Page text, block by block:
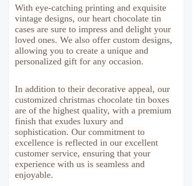
With eye-catching printing and exquisite
vintage designs, our heart chocolate tin
cases are sure to impress and delight your
loved ones. We also offer custom designs,
allowing you to create a unique and
personalized gift for any occasion.
In addition to their decorative appeal, our
customized christmas chocolate tin boxes
are of the highest quality, with a premium
finish that exudes luxury and
sophistication. Our commitment to
excellence is reflected in our excellent
customer service, ensuring that your
experience with us is seamless and
enjoyable.